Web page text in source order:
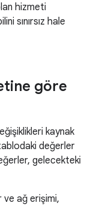
hizmeti
sınırsız hale
göre
kaynak
değerler
gelecekteki
ve ağ erişimi,